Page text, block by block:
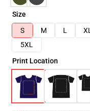
Size
S
M L XL
5XL
Print Location